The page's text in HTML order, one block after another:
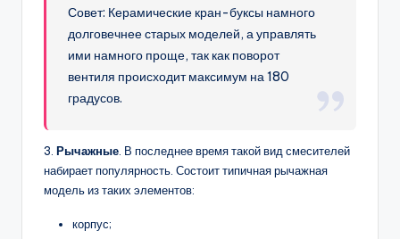
Совет: Керамические кран-буксы намного
долговечнее старых моделей, а управлять
ими намного проще, так как поворот
вентиля происходит максимум на 180
градусов.
3. Рычажные . В последнее время такой вид смесителей
набирает популярность. Состоит типичная рычажная
модель из таких элементов:
корпус;